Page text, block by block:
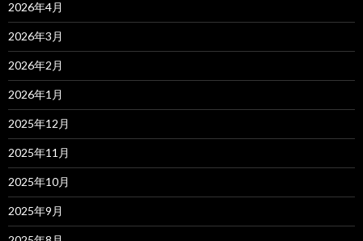
2026年4月
2026年3月
2026年2月
2026年1月
2025年12月
2025年11月
2025年10月
2025年9月